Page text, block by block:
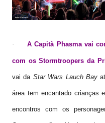
· A Capitã Phasma vai
com os Stormtroopers da
vai da Star Wars Lauch Bay
área tem encantado crianças
encontros com os